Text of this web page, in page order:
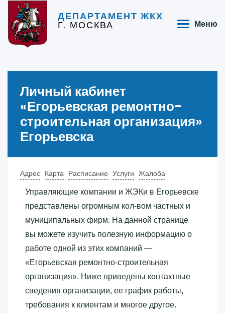
ДЕПАРТАМЕНТ ЖКХ
Г. МОСКВА Меню
Личный кабинет
«‎Егорьевская ремонтно-
строительная организация»‎
Егорьевска
Адрес Карта Расписание Услуги Жалоба
Управляющие компании и ЖЭКи в Егорьевске
представлены огромным кол-вом частных и
муниципальных фирм. На данной странице
вы можете изучить полезную информацию о
работе одной из этих компаний —
«‎Егорьевская ремонтно-строительная
организация»‎. Ниже приведены контактные
сведения организации, ее график работы,
требования к клиентам и многое другое.